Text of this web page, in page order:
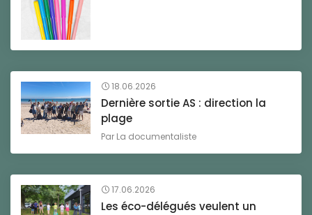
18.06.2026
Dernière sortie AS : direction la
plage
Par La documentaliste
17.06.2026
Les éco-délégués veulent un